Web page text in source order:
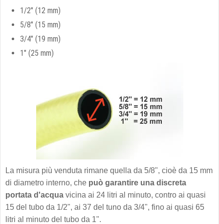
1/2" (12 mm)
5/8" (15 mm)
3/4" (19 mm)
1" (25 mm)
La misura più venduta rimane quella da 5/8", cioè da 15 mm
di diametro interno, che può garantire una discreta
portata d'acqua vicina ai 24 litri al minuto, contro ai quasi
15 del tubo da 1/2", ai 37 del tuno da 3/4", fino ai quasi 65
litri al minuto del tubo da 1".